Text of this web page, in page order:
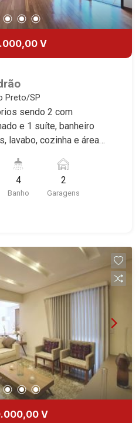
V
Preto/SP
sendo 2 com
e 1 suíte, banheiro
lavabo, cozinha e área
com vidro blindex, 2
localização, próximo
4
Banho
2
Garagens
V